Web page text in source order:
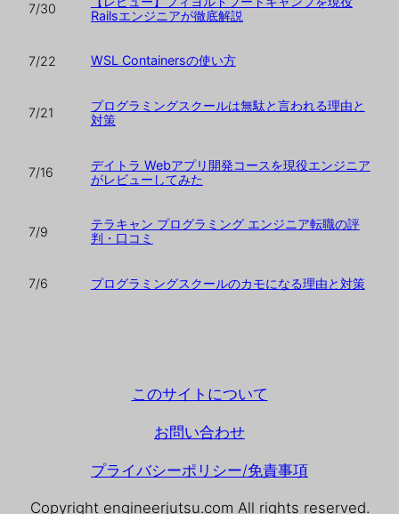
7/30
Railsエンジニアが徹底解説
7/22 WSL Containersの使い方
7/21
プログラミングスクールは無駄と言われる理由と
対策
7/16
デイトラ Webアプリ開発コースを現役エンジニア
がレビューしてみた
7/9
テラキャン プログラミング エンジニア転職の評
判・口コミ
7/6 プログラミングスクールのカモになる理由と対策
このサイトについて
お問い合わせ
プライバシーポリシー/免責事項
Copyright engineerjutsu.com All rights reserved.